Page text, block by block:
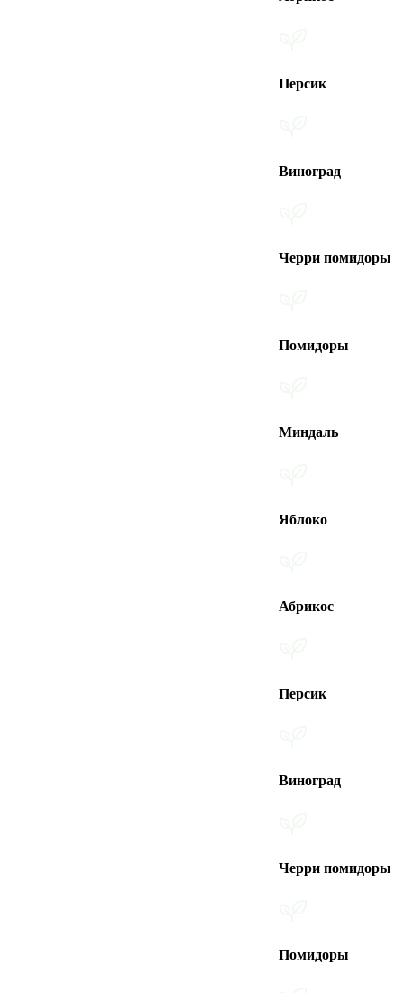
Виноград
Черри помидоры
Помидоры
Виноград
Черри помидоры
Помидоры